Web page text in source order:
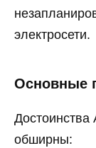
электросети.
Основные
Достоинства
обширны: